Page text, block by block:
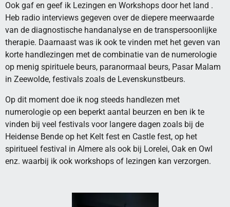
Ook gaf en geef ik Lezingen en Workshops door het land .
Heb radio interviews gegeven over de diepere meerwaarde
van de diagnostische handanalyse en de transpersoonlijke
therapie. Daarnaast was ik ook te vinden met het geven van
korte handlezingen met de combinatie van de numerologie
op menig spirituele beurs, paranormaal beurs, Pasar Malam
in Zeewolde, festivals zoals de Levenskunstbeurs.
Op dit moment doe ik nog steeds handlezen met
numerologie op een beperkt aantal beurzen en ben ik te
vinden bij veel festivals voor langere dagen zoals bij de
Heidense Bende op het Kelt fest en Castle fest, op het
spiritueel festival in Almere als ook bij Lorelei, Oak en Owl
enz. waarbij ik ook workshops of lezingen kan verzorgen.